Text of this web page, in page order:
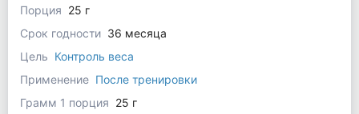
Порция 25 г
Срок годности 36 месяца
Цель Контроль веса
Применение После тренировки
Грамм 1 порция 25 г